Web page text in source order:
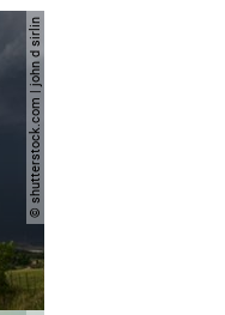
© shutterstock.com | john d sirlin